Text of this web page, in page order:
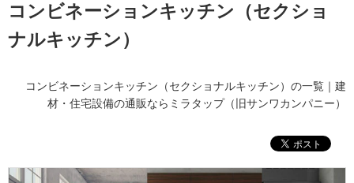
キッチン 浴室（風呂・
バスルー
扉
エクステリア（外構）
収納 インテリア・家具
施工事例 法人案件納入事例
店舗・施設事例
ショールーム
ショールームのご案内
大阪ショールーム 仙台ショールーム
ショールーム
福岡ショールーム 札幌スマートショールー
サポート
ご利用ガイド 初めての方へ
その他サービス
Coziコンシ
コンビネーションキッチン（セクショ
ナルキッチン）
コンビネーションキッチン（セクショナルキッチン）の一覧｜建
材・住宅設備の通販ならミラタップ（旧サンワカンパニー）